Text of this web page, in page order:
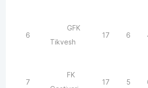
6
GFK
Tikvesh
17 6
7
FK
17 5